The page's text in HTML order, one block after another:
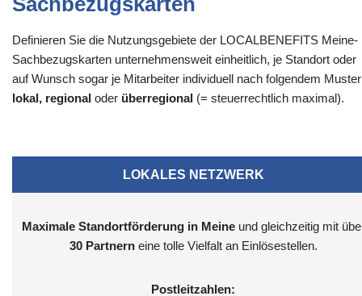
Definieren Sie die Nutzungsgebiete der LOCALBENEFITS Meine-
Sachbezugskarten unternehmensweit einheitlich, je Standort oder
auf Wunsch sogar je Mitarbeiter individuell nach folgendem
lokal, regional oder überregional (= steuerrechtlich maximal).
LOKALES NETZWERK
Maximale Standortförderung in Meineund gleichzeitig mit
30 Partnerneine tolle Vielfalt an Einlösestellen.
Postleitzahlen: